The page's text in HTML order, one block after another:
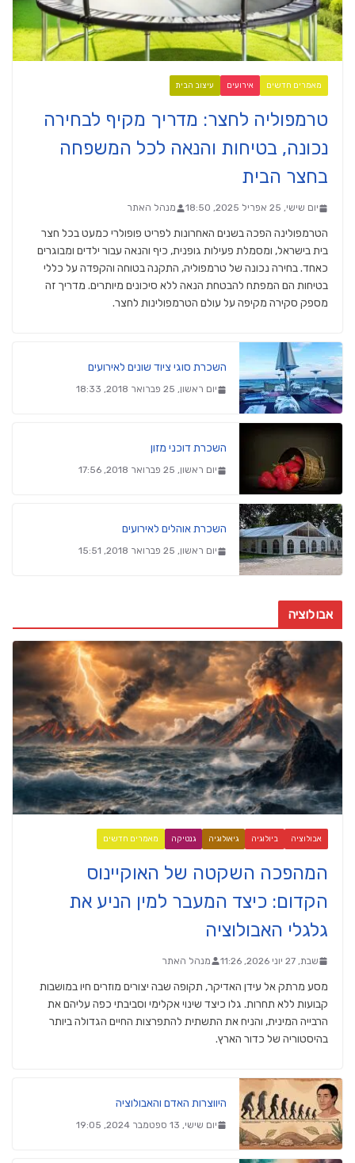
מאמרים חדשים אירועים עיצוב הבית
טרמפוליה לחצר: מדריך מקיף לבחירה
נכונה, בטיחות והנאה לכל המשפחה
בחצר הבית
יום שישי, 25 אפריל 2025, 18:50 מנהל האתר
הטרמפולינה הפכה בשנים האחרונות לפריט פופולרי כמעט בכל חצר
בית בישראל, ומסמלת פעילות גופנית, כיף והנאה עבור ילדים ומבוגרים
כאחד. בחירה נכונה של טרמפוליה, התקנה בטוחה והקפדה על כללי
בטיחות הם המפתח להבטחת הנאה ללא סיכונים מיותרים. מדריך זה
מספק סקירה מקיפה על עולם הטרמפולינות לחצר.
השכרת סוגי ציוד שונים לאירועים
יום ראשון, 25 פברואר 2018, 18:33
השכרת דוכני מזון
יום ראשון, 25 פברואר 2018, 17:56
השכרת אוהלים לאירועים
יום ראשון, 25 פברואר 2018, 15:51
אבולוציה
אבולוציה ביולוגיה גיאולוגיה גנטיקה מאמרים חדשים
המהפכה השקטה של האוקיינוס
הקדום: כיצד המעבר למין הניע את
גלגלי האבולוציה
שבת, 27 יוני 2026, 11:26 מנהל האתר
מסע מרתק אל עידן האדיקר, תקופה שבה יצורים מוזרים חיו במושבות
קבועות ללא תחרות. גלו כיצד שינוי אקלימי וסביבתי כפה עליהם את
הרבייה המינית, והניח את התשתית להתפרצות החיים הגדולה ביותר
בהיסטוריה של כדור הארץ.
היווצרות האדם והאבולוציה
יום שישי, 13 ספטמבר 2024, 19:05